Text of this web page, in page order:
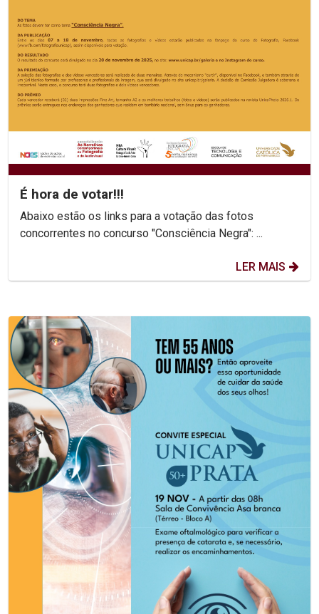
É hora de votar!!!
Abaixo estão os links para a votação das fotos
concorrentes no concurso "Consciência Negra": ...
LER MAIS